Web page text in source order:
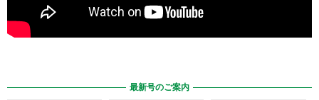
最新号のご案内